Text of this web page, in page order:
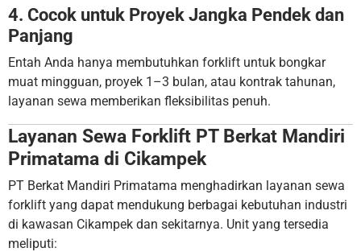
4. Cocok untuk Proyek Jangka Pendek dan
Panjang
Entah Anda hanya membutuhkan forklift untuk bongkar
muat mingguan, proyek 1–3 bulan, atau kontrak tahunan,
layanan sewa memberikan fleksibilitas penuh.
Layanan Sewa Forklift PT Berkat Mandiri
Primatama di Cikampek
PT Berkat Mandiri Primatama menghadirkan layanan sewa
forklift yang dapat mendukung berbagai kebutuhan industri
di kawasan Cikampek dan sekitarnya. Unit yang tersedia
meliputi: